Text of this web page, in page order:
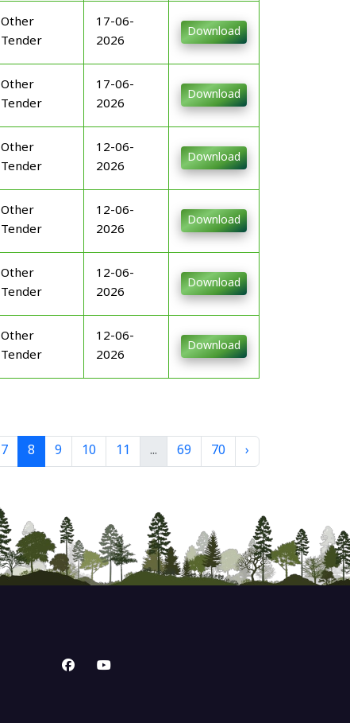
Other
Tender
17-06-
2026
Download
Other
Tender
17-06-
2026
Download
Other
Tender
12-06-
2026
Download
Other
Tender
12-06-
2026
Download
Other
Tender
12-06-
2026
Download
Other
Tender
12-06-
2026
Download
7 8 9 10 11 ... 69 70 ›